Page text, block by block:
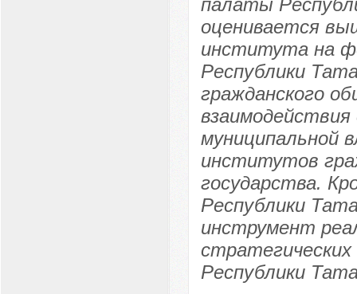
палаты
оценивается
института на
Республики
гражданского
взаимодействия
муниципальной
институтов
государства.
Республики
инструмент
Республики